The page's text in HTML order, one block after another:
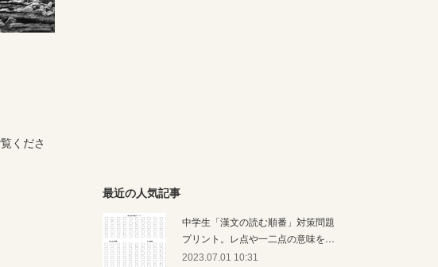
くださ
最近の人気記事
中学生「漢文の読む順番」対策問題
プリント。レ点や一二点の意味を…
2023.07.01 10:31